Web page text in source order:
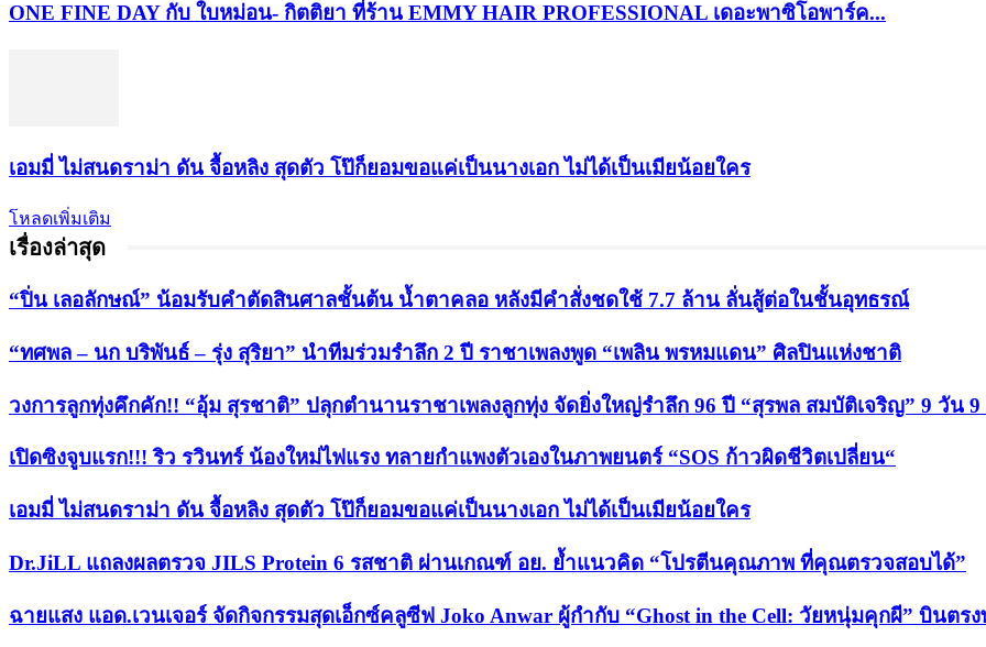
ONE FINE DAY กับ ใบหม่อน- กิตติยา ที่ร้าน EMMY HAIR PROFESSIONAL เดอะพาซิโอพาร์ค...
เอมมี่ ไม่สนดราม่า ดัน จื้อหลิง สุดตัว โป๊ก็ยอมขอแค่เป็นนางเอก ไม่ได้เป็นเมียน้อยใคร
โหลดเพิ่มเติม
เรื่องล่าสุด
“ปิ่น เลอลักษณ์” น้อมรับคำตัดสินศาลชั้นต้น น้ำตาคลอ หลังมีคำสั่งชดใช้ 7.7 ล้าน ลั่นสู้ต่อในชั้นอุทธรณ์
“ทศพล – นก บริพันธ์ – รุ่ง สุริยา” นำทีมร่วมรำลึก 2 ปี ราชาเพลงพูด “เพลิน พรหมแดน” ศิลปินแห่งชาติ
วงการลูกทุ่งคึกคัก!! “อุ้ม สุรชาติ” ปลุกตำนานราชาเพลงลูกทุ่ง จัดยิ่งใหญ่รำลึก 96 ปี “สุรพล สมบัติเจริญ” 9 วัน
เปิดซิงจูบแรก!!! ริว รวินทร์ น้องใหม่ไฟแรง ทลายกำแพงตัวเองในภาพยนตร์ “SOS ก้าวผิดชีวิตเปลี่ยน“
เอมมี่ ไม่สนดราม่า ดัน จื้อหลิง สุดตัว โป๊ก็ยอมขอแค่เป็นนางเอก ไม่ได้เป็นเมียน้อยใคร
Dr.JiLL แถลงผลตรวจ JILS Protein 6 รสชาติ ผ่านเกณฑ์ อย. ย้ำแนวคิด “โปรตีนคุณภาพ ที่คุณตรวจสอบได้”
ฉายแสง แอด.เวนเจอร์ จัดกิจกรรมสุดเอ็กซ์คลูซีฟ Joko Anwar ผู้กำกับ “Ghost in the Cell: วัยหนุ่มคุกผี” บินตร